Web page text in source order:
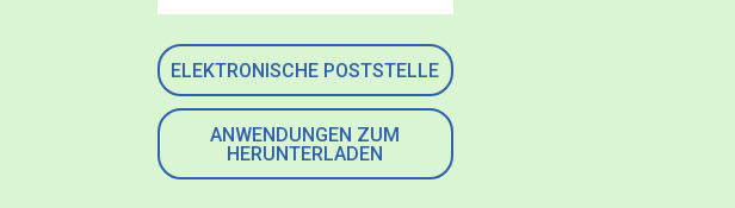
ELEKTRONISCHE POSTSTELLE
ANWENDUNGEN ZUM
HERUNTERLADEN